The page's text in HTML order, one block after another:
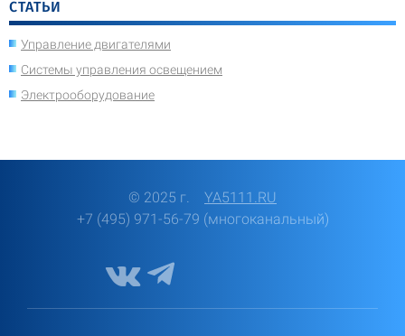
СТАТЬИ
Управление двигателями
Системы управления освещением
Электрооборудование
© 2025 г. YA5111.RU
+7 (495) 971-56-79 (многоканальный)